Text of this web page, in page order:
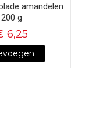
amandelen
200 g
6,25